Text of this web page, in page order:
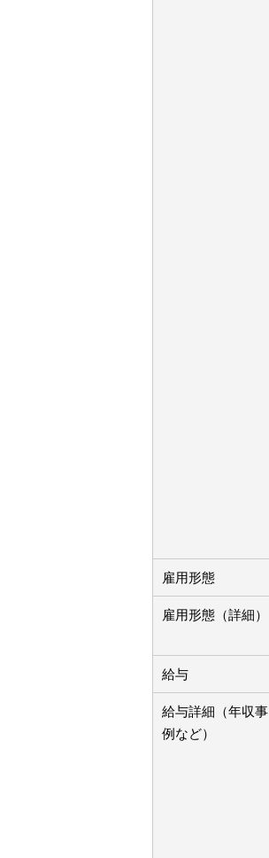
雇用形態
雇用形態（詳細）
給与
給与詳細（年収事
例など）